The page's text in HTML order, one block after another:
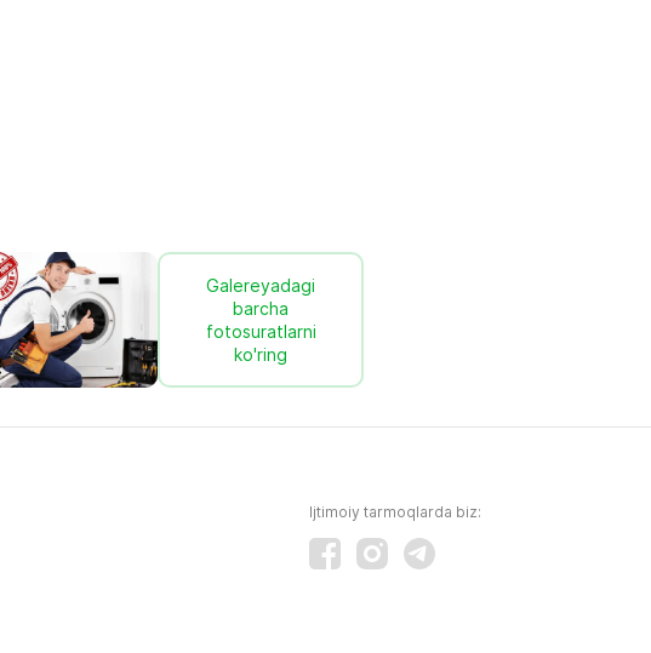
Galereyadagi
barcha
fotosuratlarni
ko'ring
Ijtimoiy tarmoqlarda biz: